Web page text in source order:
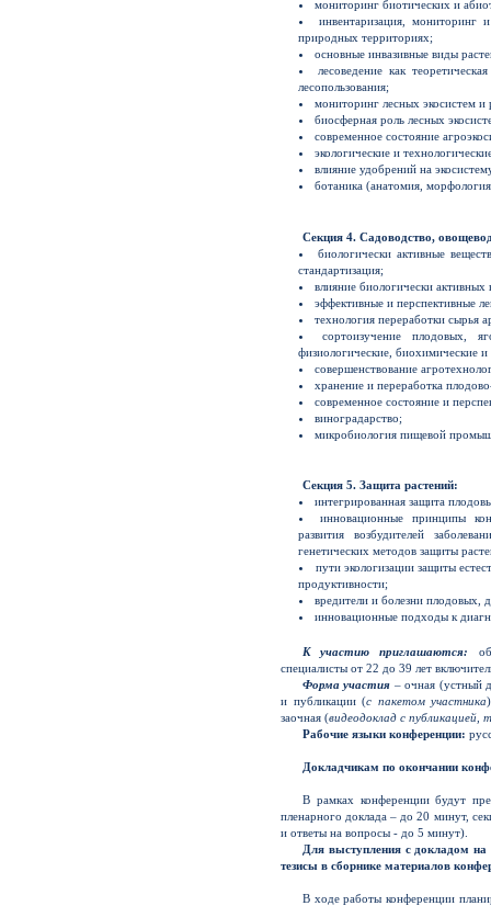
мониторинг биотических и
инвентаризация, мониторинг
природных территориях;
основные инвазивные виды
лесоведение как
лесопользования;
мониторинг лесных экосистем и
биосферная роль лесных
современное состояние
экологические и
влияние удобрений на
ботаника (анатомия,
Секция 4. Садоводство,
биологически активные
стандартизация;
влияние биологически активных
эффективные и перспективные
технология переработки сырья
сортоизучение плодовых,
физиологические, биохимические
совершенствование
хранение и переработка
современное состояние и
виноградарство;
микробиология пищевой
Секция 5. Защита растений:
интегрированная защита
инновационные принципы
развития возбудителей
генетических методов защиты
пути экологизации защиты
продуктивности;
вредители и болезни плодовых,
инновационные подходы к
К участию приглашаются:
специалисты от 22 до 39 лет
Форма участия – очная (устный
и публикации (с пакетом участника
заочная (видеодоклад с публикацией,
Рабочие языки конференции:
Докладчикам по окончании
В рамках конференции будут
пленарного доклада – до 20 минут,
и ответы на вопросы - до 5 минут).
Для выступления с докладом
тезисы в сборнике материалов
В ходе работы конференции